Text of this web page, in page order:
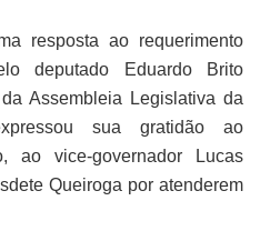
resposta ao requerimento
deputado Eduardo Brito
Assembleia Legislativa da
sua gratidão ao
ao vice-governador Lucas
Queiroga por atenderem